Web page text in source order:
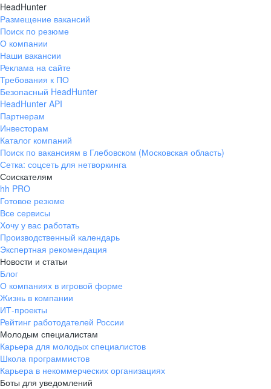
HeadHunter
Размещение вакансий
Поиск по резюме
О компании
Наши вакансии
Реклама на сайте
Требования к ПО
Безопасный HeadHunter
HeadHunter API
Партнерам
Инвесторам
Каталог компаний
Поиск по вакансиям в Глебовском (Московская область)
Сетка: соцсеть для нетворкинга
Соискателям
hh PRO
Готовое резюме
Все сервисы
Хочу у вас работать
Производственный календарь
Экспертная рекомендация
Новости и статьи
Блог
О компаниях в игровой форме
Жизнь в компании
ИТ-проекты
Рейтинг работодателей России
Молодым специалистам
Карьера для молодых специалистов
Школа программистов
Карьера в некоммерческих организациях
Боты для уведомлений